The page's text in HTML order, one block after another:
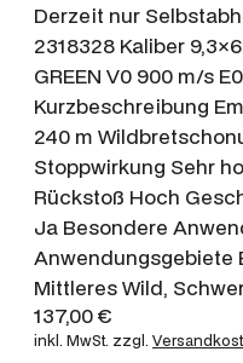
Derzeit nur
2318328 Kaliber
GREEN V0 900 m/s
Kurzbeschreibung
240 m
Stoppwirkung Sehr
Rückstoß Hoch
Ja Besondere
Anwendungsgebiete
Mittleres Wild,
137,00€
inkl. MwSt. zzgl.